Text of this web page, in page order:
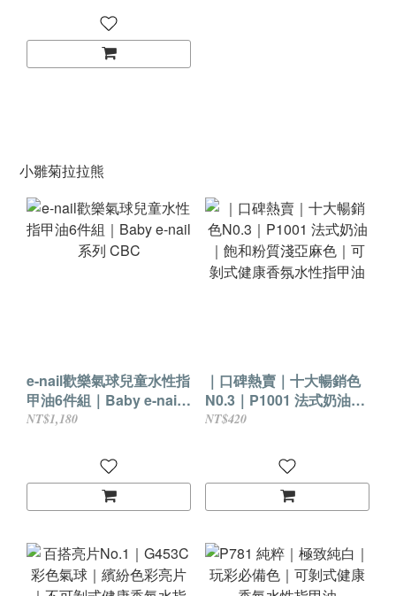
小雛菊拉拉熊
e-nail歡樂氣球兒童水性指
甲油6件組｜Baby e-nail
系列 CBC
NT$1,180
｜口碑熱賣｜十大暢銷色
N0.3｜P1001 法式奶油｜
飽和粉質淺亞麻色｜可剝
NT$420